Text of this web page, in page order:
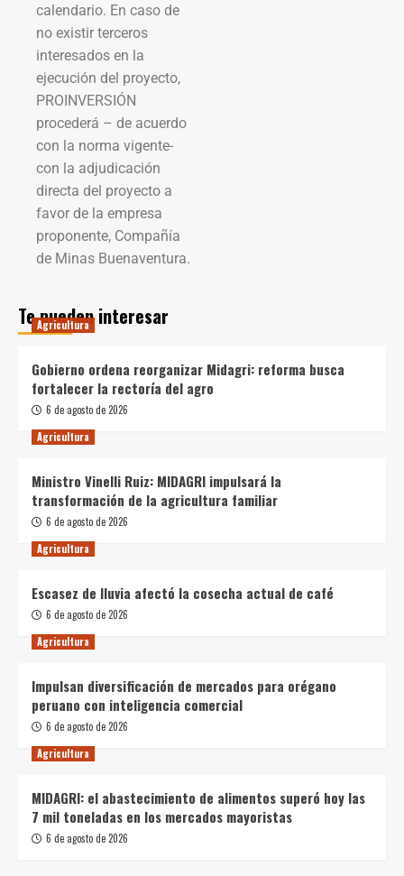
calendario. En caso de
no existir terceros
interesados en la
ejecución del proyecto,
PROINVERSIÓN
procederá – de acuerdo
con la norma vigente-
con la adjudicación
directa del proyecto a
favor de la empresa
proponente, Compañía
de Minas Buenaventura.
Te pueden interesar
Agricultura
Gobierno ordena reorganizar Midagri: reforma busca
fortalecer la rectoría del agro
6 de agosto de 2026
Agricultura
Ministro Vinelli Ruiz: MIDAGRI impulsará la
transformación de la agricultura familiar
6 de agosto de 2026
Agricultura
Escasez de lluvia afectó la cosecha actual de café
6 de agosto de 2026
Agricultura
Impulsan diversificación de mercados para orégano
peruano con inteligencia comercial
6 de agosto de 2026
Agricultura
MIDAGRI: el abastecimiento de alimentos superó hoy las
7 mil toneladas en los mercados mayoristas
6 de agosto de 2026